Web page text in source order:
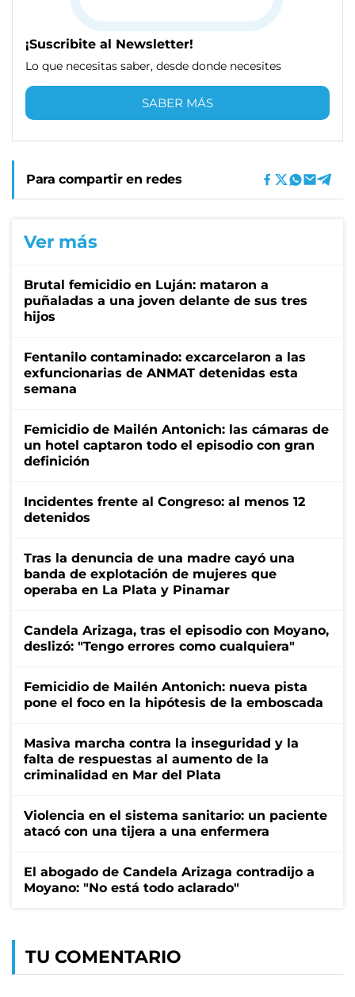
¡Suscribite al Newsletter!
Lo que necesitas saber, desde donde necesites
SABER MÁS
Para compartir en redes
Ver más
Brutal femicidio en Luján: mataron a
puñaladas a una joven delante de sus tres
hijos
Fentanilo contaminado: excarcelaron a las
exfuncionarias de ANMAT detenidas esta
semana
Femicidio de Mailén Antonich: las cámaras de
un hotel captaron todo el episodio con gran
definición
Incidentes frente al Congreso: al menos 12
detenidos
Tras la denuncia de una madre cayó una
banda de explotación de mujeres que
operaba en La Plata y Pinamar
Candela Arizaga, tras el episodio con Moyano,
deslizó: "Tengo errores como cualquiera"
Femicidio de Mailén Antonich: nueva pista
pone el foco en la hipótesis de la emboscada
Masiva marcha contra la inseguridad y la
falta de respuestas al aumento de la
criminalidad en Mar del Plata
Violencia en el sistema sanitario: un paciente
atacó con una tijera a una enfermera
El abogado de Candela Arizaga contradijo a
Moyano: "No está todo aclarado"
TU COMENTARIO